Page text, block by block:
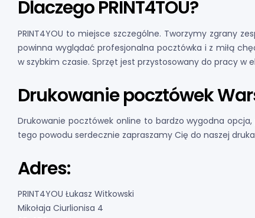
Dlaczego PRINT4TOU?
PRINT4YOU to miejsce szczególne. Tworzymy zgrany
powinna wyglądać profesjonalna pocztówka i z miłą
w szybkim czasie. Sprzęt jest przystosowany do pracy w
Drukowanie pocztówek
Drukowanie pocztówek online to bardzo wygodna
tego powodu serdecznie zapraszamy Cię do naszej
Adres:
PRINT4YOU Łukasz Witkowski
Mikołaja Ciurlionisa 4